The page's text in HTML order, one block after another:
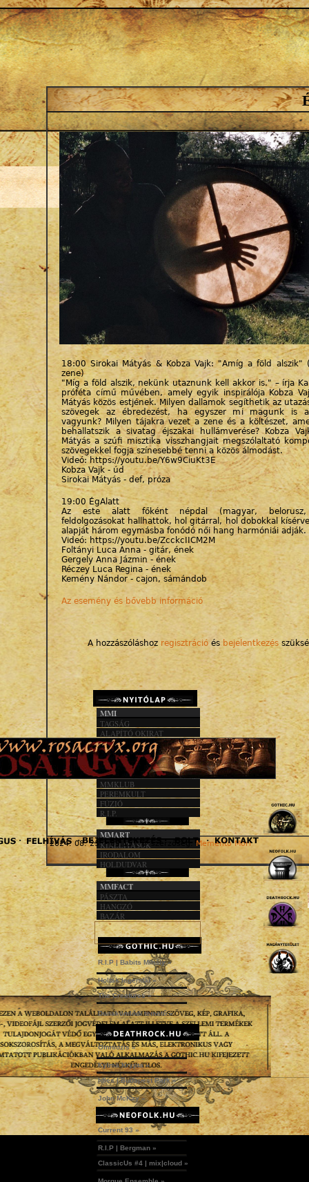
Jump to navigation
18:00 Sirokai Mátyás & Kobza Vajk: "Amíg a föld alszik"
zene)
"Míg a föld alszik, nekünk utaznunk kell akkor is." – írja
próféta című művében, amely egyik inspirálója Kobza
Mátyás közös estjének. Milyen dallamok segíthetik az
szövegek az ébredezést, ha egyszer mi magunk is
vagyunk? Milyen tájakra vezet a zene és a költészet,
behallatszik a sivatag éjszakai hullámverése? Kobza
Mátyás a szúfi misztika visszhangjait megszólaltató
szövegekkel fogja színesebbé tenni a közös álmodást.
Videó: https://youtu.be/Y6w9CiuKt3E
Kobza Vajk - úd
Sirokai Mátyás - def, próza
19:00 ÉgAlatt
Az este alatt főként népdal (magyar, belorusz,
feldolgozásokat hallhattok, hol gitárral, hol dobokkal
alapját három egymásba fonódó női hang harmóniái adják.
Videó: https://youtu.be/ZcckcIICM2M
Foltányi Luca Anna - gitár, ének
Gergely Anna Jázmin - ének
Réczey Luca Regina - ének
Kemény Nándor - cajon, sámándob
Az esemény és bővebb információ
A hozzászóláshoz regisztrációés bejelentkezés
2024. 08. 23. - 09:15 | © szerzőség: Memento Mori
MMI
TAGSÁG
ALAPÍTÓ OKIRAT
KÖZHASZN. JEL.
1%
MMACT
MMKLUB
PEREMKULT
FÚZIÓ
R.I.P.
MMART
KIÁLLÍTÁSOK
IRODALOM
HOLDUDVAR
MMFACT
PÁSZTA
HANGZÓ
BAZÁR
R.I.P | Babits Mihály »
Holtak legendái »
The Creatures »
Dunakömlődi temető »
Omniozis »
Kylmä Krypta »
Idles | Budapest Park »
John McKay »
Current 93 »
R.I.P | Bergman »
ClassicUs #4 | mix|cloud »